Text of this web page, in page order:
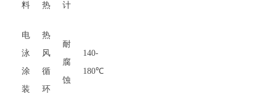
料
热
计
电
泳
涂
装
热
风
循
环
耐
腐
蚀
140-
180℃